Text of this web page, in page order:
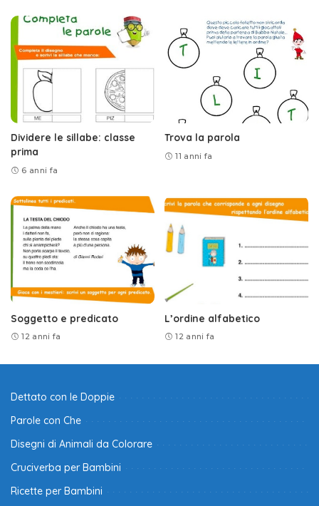
Dividere le sillabe: classe
prima
6 anni fa
Trova la parola
11 anni fa
Soggetto e predicato
12 anni fa
L’ordine alfabetico
12 anni fa
Dettato con le Doppie
Parole con Che
Disegni di Animali da Colorare
Cruciverba per Bambini
Ricette per Bambini